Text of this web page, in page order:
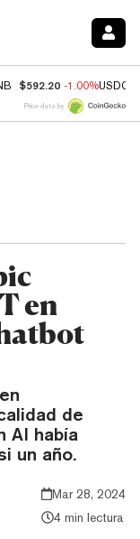
$592.20 -1.00%USDC
Price data by
en
de
AI había
un año.
Mar 28, 2024
4 min lectura